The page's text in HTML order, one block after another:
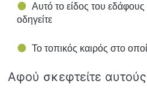
Αυτό το είδος του
οδηγείτε
Το τοπικός καιρός στο
Αφού σκεφτείτε αυτούς